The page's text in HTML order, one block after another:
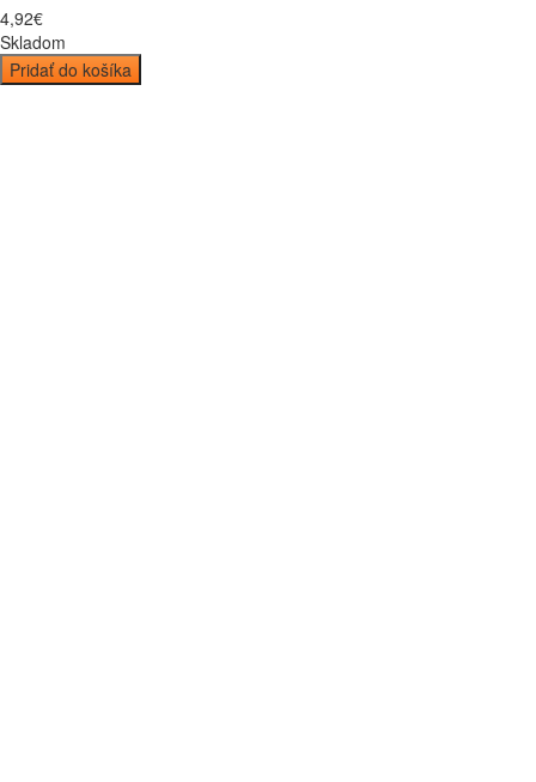
4,92€
Skladom
Pridať do košíka